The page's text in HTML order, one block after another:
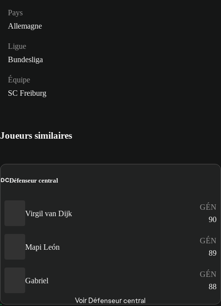
Pays
Allemagne
Ligue
Bundesliga
Équipe
SC Freiburg
Joueurs similaires
DCDéfenseur central
Virgil van Dijk
GÉN
90
Mapi León
GÉN
89
Gabriel
GÉN
88
Voir Défenseur central